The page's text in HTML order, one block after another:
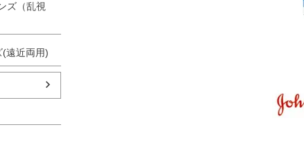
ズ（乱視
(遠近両用)